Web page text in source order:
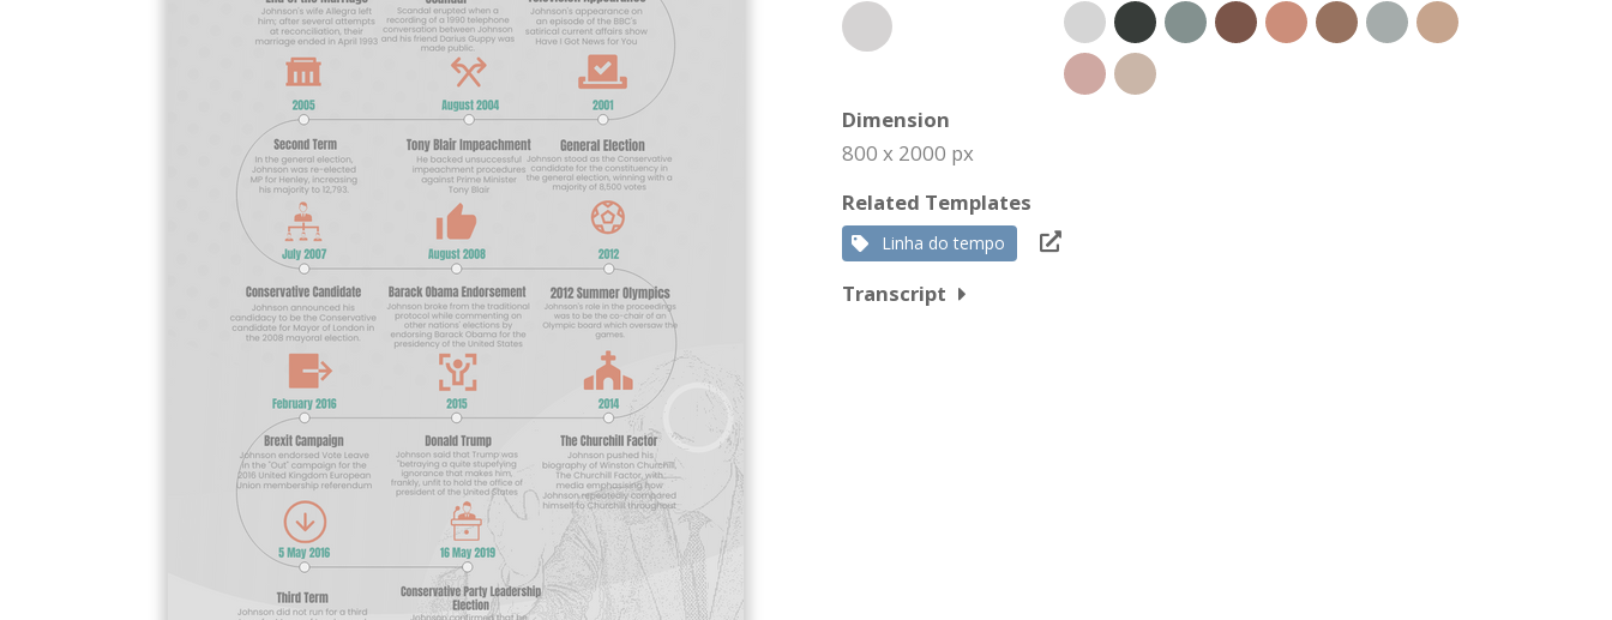
Dimension
800 x 2000 px
Related Templates
Linha do tempo
Transcript